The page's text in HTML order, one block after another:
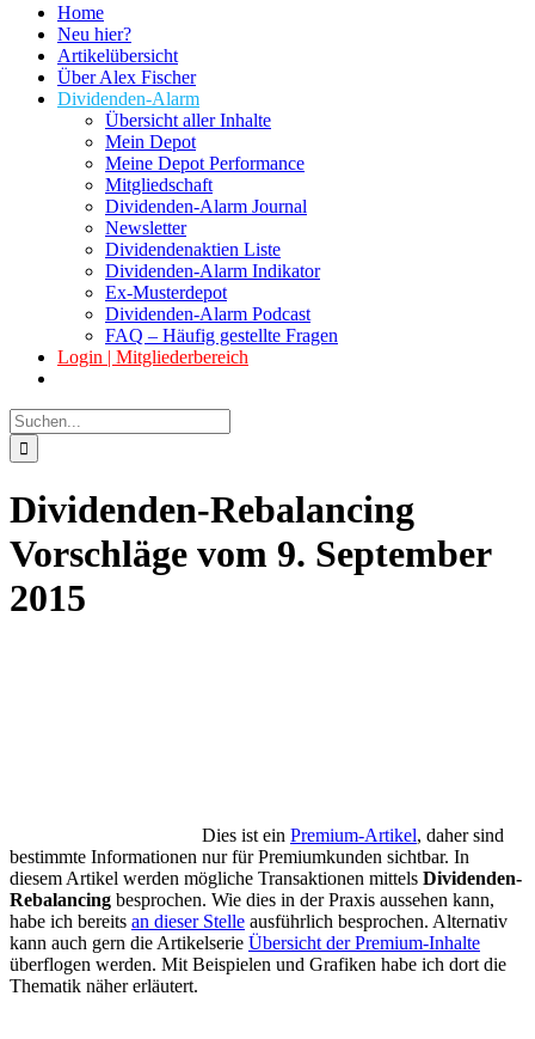
Home
Neu hier?
Artikelübersicht
Über Alex Fischer
Dividenden-Alarm
Übersicht aller Inhalte
Mein Depot
Meine Depot Performance
Mitgliedschaft
Dividenden-Alarm Journal
Newsletter
Dividendenaktien Liste
Dividenden-Alarm Indikator
Ex-Musterdepot
Dividenden-Alarm Podcast
FAQ – Häufig gestellte Fragen
Login | Mitgliederbereich
Suche
nach:
Dividenden-Rebalancing
Vorschläge vom 9. September
2015
Dies ist ein Premium-Artikel, daher sind
bestimmte Informationen nur für Premiumkunden sichtbar. In
diesem Artikel werden mögliche Transaktionen mittels Dividenden-
Rebalancing besprochen. Wie dies in der Praxis aussehen kann,
habe ich bereits an dieser Stelle ausführlich besprochen. Alternativ
kann auch gern die Artikelserie Übersicht der Premium-Inhalte
überflogen werden. Mit Beispielen und Grafiken habe ich dort die
Thematik näher erläutert.